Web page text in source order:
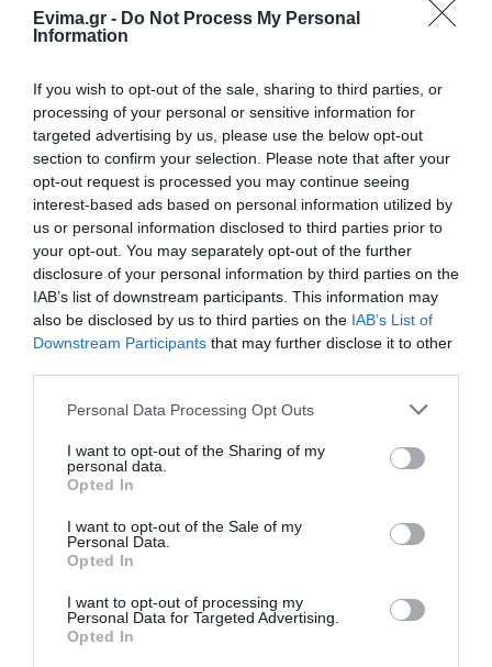
Evima.gr - Do Not Process My Personal
Information
If you wish to opt-out of the sale, sharing to third parties, or
processing of your personal or sensitive information for
targeted advertising by us, please use the below opt-out
section to confirm your selection. Please note that after your
opt-out request is processed you may continue seeing
interest-based ads based on personal information utilized by
us or personal information disclosed to third parties prior to
your opt-out. You may separately opt-out of the further
disclosure of your personal information by third parties on the
IAB’s list of downstream participants. This information may
also be disclosed by us to third parties on the IAB’s List of
Downstream Participants that may further disclose it to other
Please note that this website/app uses one or more Google
not limited to your visit or usage behaviour. You may click to
grant or deny consent to Google and its third-party tags to
use your data for below specified purposes in below Google
consent section.
Personal Data Processing Opt Outs
I want to opt-out of the Sharing of my
personal data.
Opted In
I want to opt-out of the Sale of my
Personal Data.
Opted In
I want to opt-out of processing my
Personal Data for Targeted Advertising.
Opted In
προκάλεσε αναστάτωση στην
κυκλοφορία
Νύχτα τρόμου στην Εύβοια:
Διέρρηξαν σπίτι 95χρονης και
προκάλεσαν σοβαρές ζημιές σε
ταβέρνα
05.08.2026 | 19:20
Ο απόλυτος οδηγός για να ζήσεις
τη Σαντορίνη από τη θάλασσα
05.08.2026 | 19:00
Εύβοια
Τρόμος σε πτήση της Air India: Το
– 17 τραυματίες
05.08.2026 | 18:20
Μεγάλη προσοχή στην Εύβοια:
Νέα τηλεφωνική απάτη
05.08.2026 | 18:00
Θλίψη στην Εύβοια:
Γυναίκα έχασε τη ζωή
της